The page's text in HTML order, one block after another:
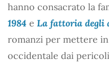
hanno consacrato la
1984 e La fattoria degli
romanzi per mettere
occidentale dai